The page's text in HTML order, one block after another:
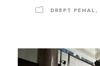
DREPT PENAL,